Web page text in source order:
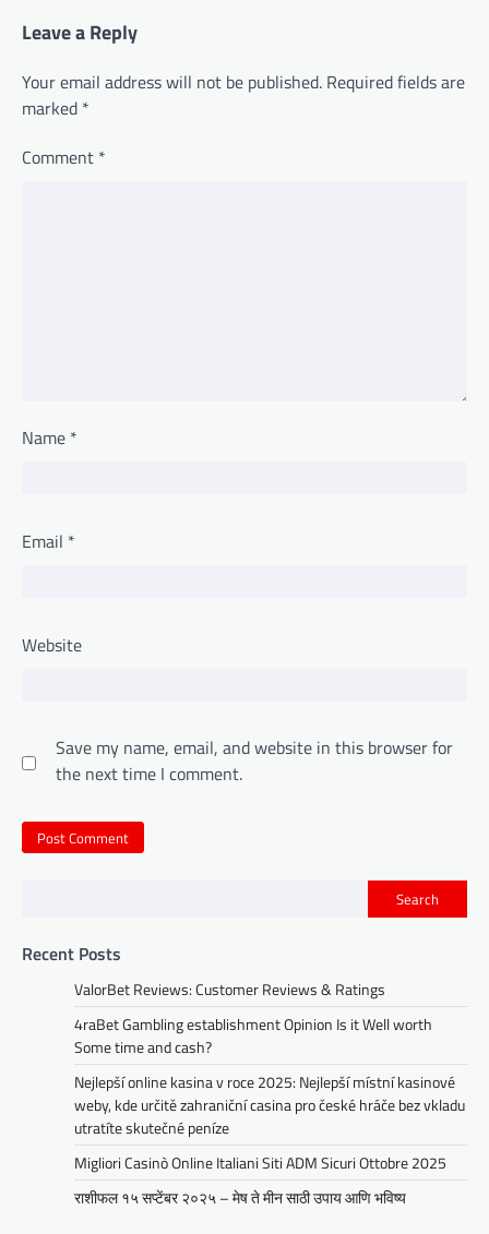
Leave a Reply
Your email address will not be published. Required fields are
marked *
Comment *
Name *
Email *
Website
Save my name, email, and website in this browser for
the next time I comment.
Search
Recent Posts
ValorBet Reviews: Customer Reviews & Ratings
4raBet Gambling establishment Opinion Is it Well worth
Some time and cash?
Nejlepší online kasina v roce 2025: Nejlepší místní kasinové
weby, kde určitě zahraniční casina pro české hráče bez vkladu
utratíte skutečné peníze
Migliori Casinò Online Italiani Siti ADM Sicuri Ottobre 2025
राशीफल १५ सप्टेंबर २०२५ – मेष ते मीन साठी उपाय आणि भविष्य